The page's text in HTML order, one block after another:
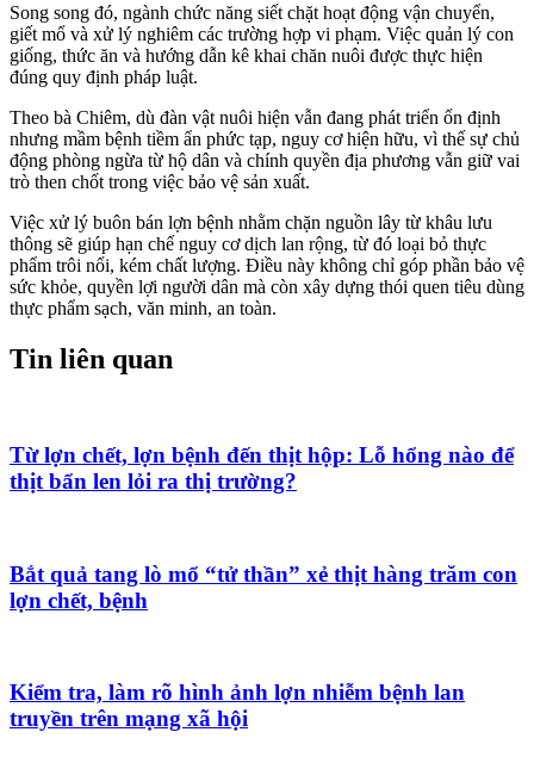
Song song đó, ngành chức năng siết chặt hoạt động vận chuyển,
giết mổ và xử lý nghiêm các trường hợp vi phạm. Việc quản lý con
giống, thức ăn và hướng dẫn kê khai chăn nuôi được thực hiện
đúng quy định pháp luật.
Theo bà Chiêm, dù đàn vật nuôi hiện vẫn đang phát triển ổn định
nhưng mầm bệnh tiềm ẩn phức tạp, nguy cơ hiện hữu, vì thế sự chủ
động phòng ngừa từ hộ dân và chính quyền địa phương vẫn giữ vai
trò then chốt trong việc bảo vệ sản xuất.
Việc xử lý buôn bán lợn bệnh nhằm chặn nguồn lây từ khâu lưu
thông sẽ giúp hạn chế nguy cơ dịch lan rộng, từ đó loại bỏ thực
phẩm trôi nổi, kém chất lượng. Điều này không chỉ góp phần bảo vệ
sức khỏe, quyền lợi người dân mà còn xây dựng thói quen tiêu dùng
thực phẩm sạch, văn minh, an toàn.
Tin liên quan
Từ lợn chết, lợn bệnh đến thịt hộp: Lỗ hổng nào để
thịt bẩn len lỏi ra thị trường?
Bắt quả tang lò mổ “tử thần” xẻ thịt hàng trăm con
lợn chết, bệnh
Kiểm tra, làm rõ hình ảnh lợn nhiễm bệnh lan
truyền trên mạng xã hội